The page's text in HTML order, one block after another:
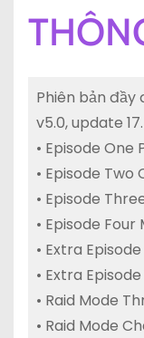
Phiên bản đầy
v5.0, update
• Episode One
• Episode
• Episode
• Episode
• Extra
• Extra
• Raid Mode
• Raid Mode